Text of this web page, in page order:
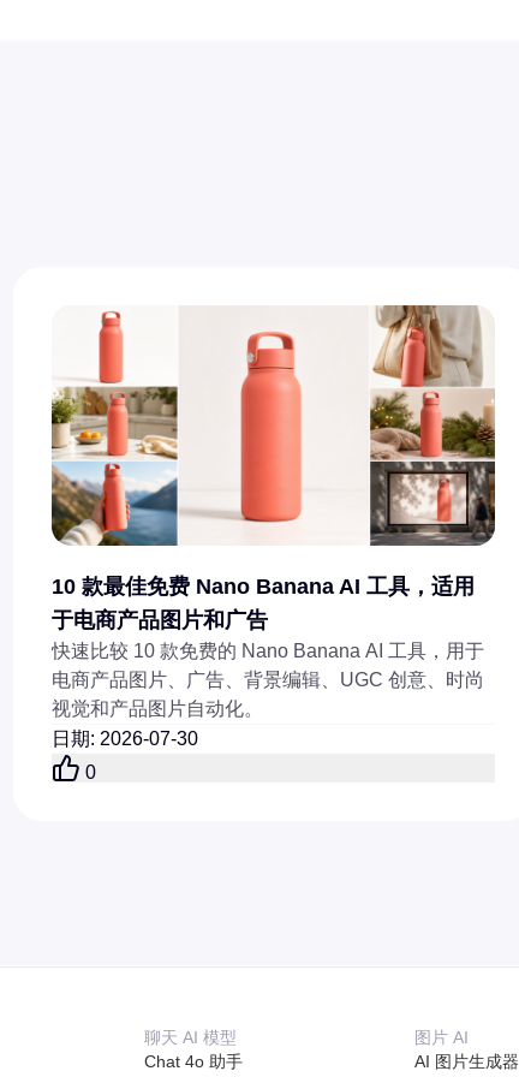
10 款最佳免费 Nano Banana AI 工具，适用
于电商产品图片和广告
快速比较 10 款免费的 Nano Banana AI 工具，用于
电商产品图片、广告、背景编辑、UGC 创意、时尚
视觉和产品图片自动化。
日期: 2026-07-30
0
聊天 AI 模型
Chat 4o 助手
图片 AI
AI 图片生成器